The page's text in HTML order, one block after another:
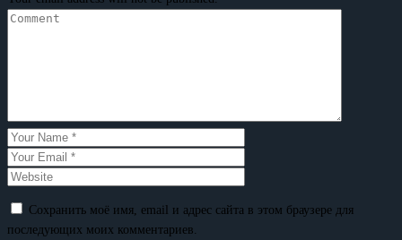
Сохранить моё имя, email и адрес сайта в этом браузере для
последующих моих комментариев.